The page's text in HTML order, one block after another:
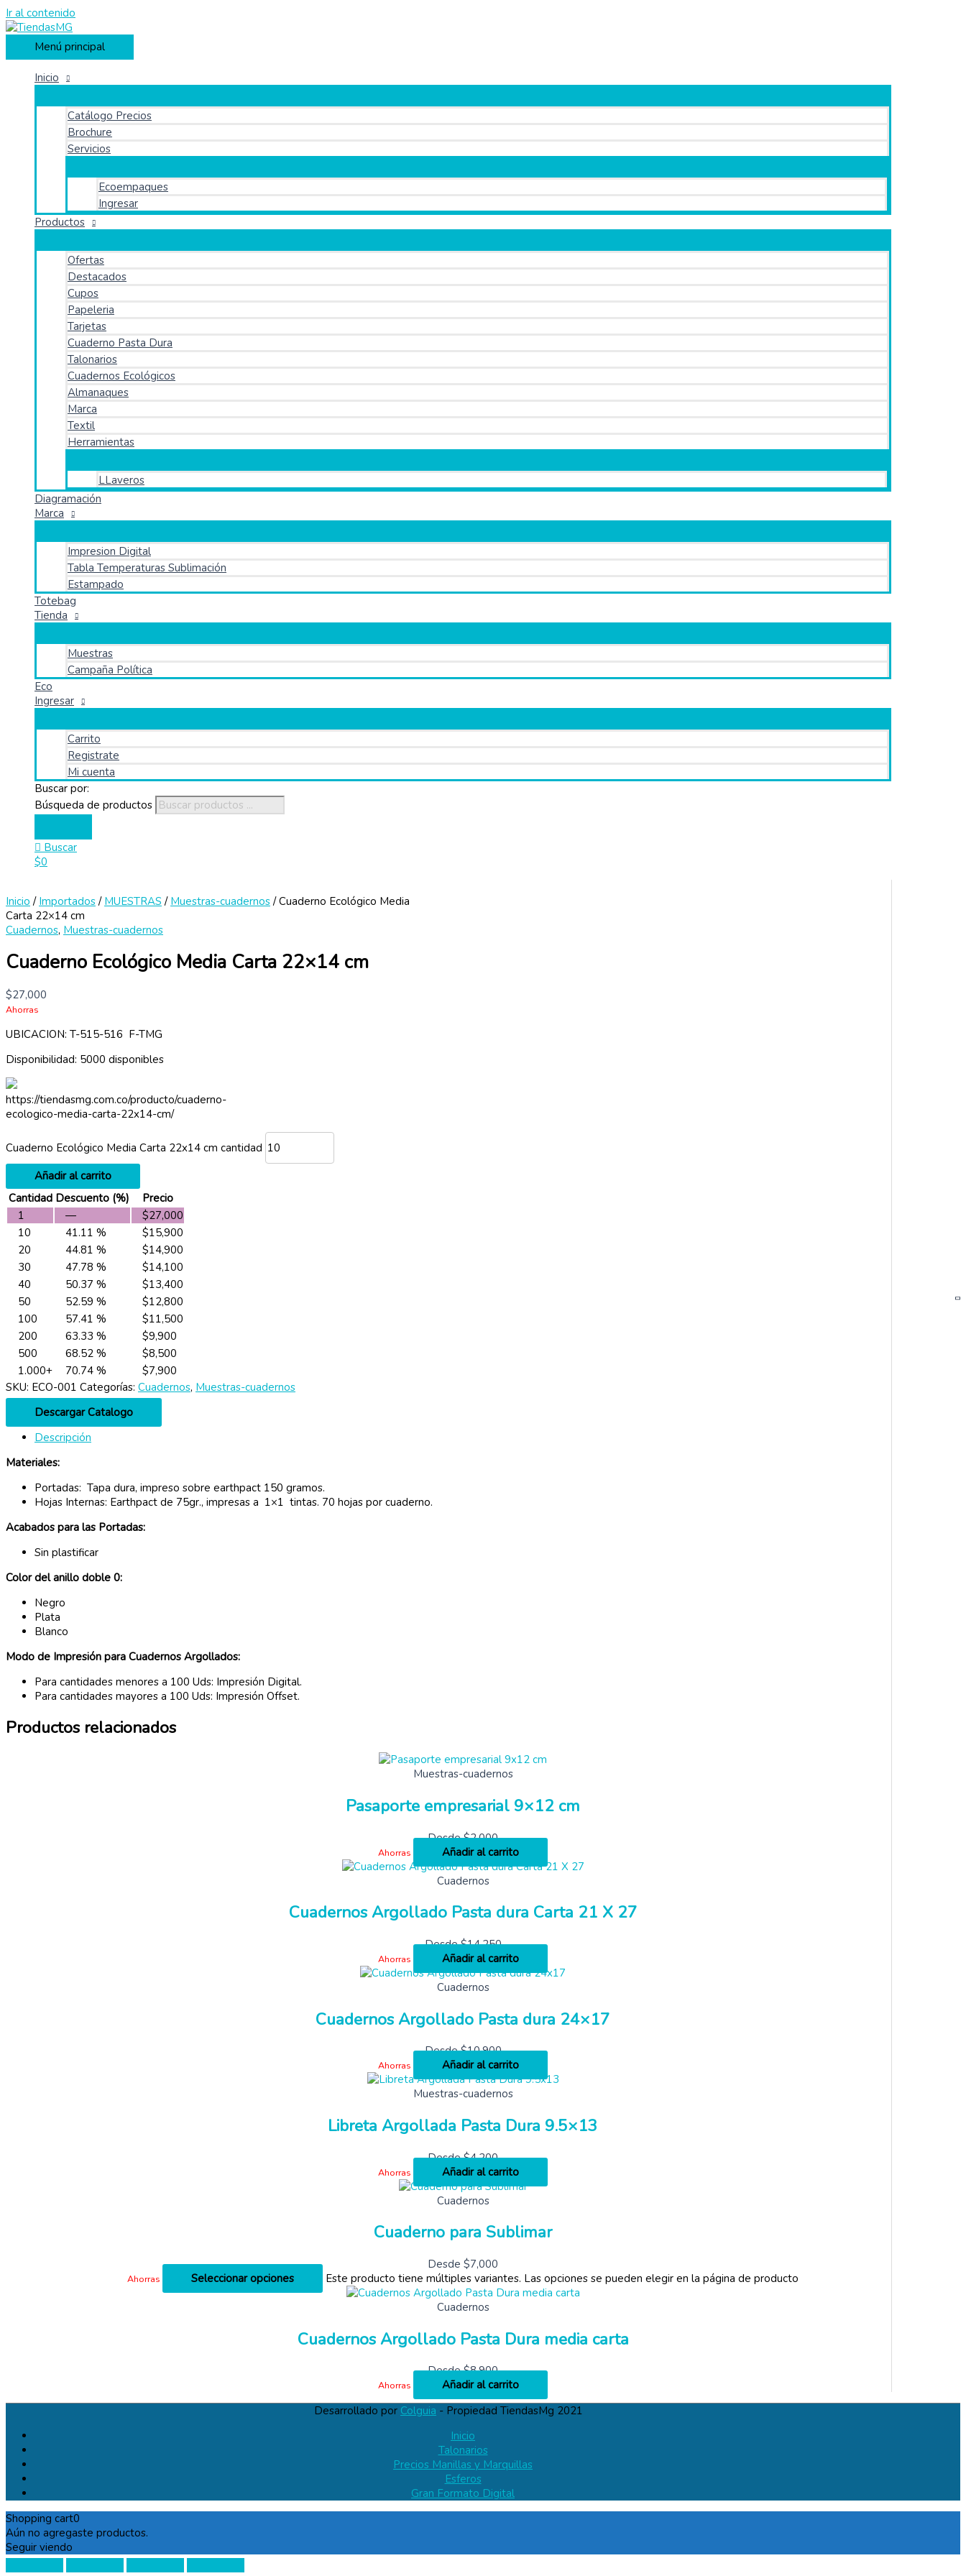
Ir al contenido
Menú principal
Inicio
Catálogo Precios
Brochure
Servicios
Ecoempaques
Ingresar
Productos
Ofertas
Destacados
Cupos
Papeleria
Tarjetas
Cuaderno Pasta Dura
Talonarios
Cuadernos Ecológicos
Almanaques
Marca
Textil
Herramientas
LLaveros
Diagramación
Marca
Impresion Digital
Tabla Temperaturas Sublimación
Estampado
Totebag
Tienda
Muestras
Campaña Política
Eco
Ingresar
Carrito
Registrate
Mi cuenta
Buscar por:
Búsqueda de productos
Buscar
$0
Inicio / Importados/ MUESTRAS / Muestras-cuadernos/ Cuaderno Ecológico Media
Carta 22×14 cm
Cuadernos, Muestras-cuadernos
Cuaderno Ecológico Media Carta 22×14 cm
$27,000
Ahorras
UBICACION: T-515-516 F-TMG
Disponibilidad: 5000 disponibles
https://tiendasmg.com.co/producto/cuaderno-
ecologico-media-carta-22x14-cm/
Cuaderno Ecológico Media Carta 22x14 cm cantidad
Añadir al carrito
Cantidad Descuento (%)
Precio
1
— $27,000
10
41.11 % $15,900
20
44.81 % $14,900
30
47.78 % $14,100
40
50.37 % $13,400
50
52.59 % $12,800
100
57.41 % $11,500
200
63.33 % $9,900
500
68.52 % $8,500
1.000+
70.74 % $7,900
SKU: ECO-001 Categorías: Cuadernos, Muestras-cuadernos
Descargar Catalogo
Descripción
Materiales:
Portadas: Tapa dura, impreso sobre earthpact 150 gramos.
Hojas Internas: Earthpact de 75gr., impresas a 1×1 tintas. 70 hojas por cuaderno.
Acabados para las Portadas:
Sin plastificar
Color del anillo doble 0:
Negro
Plata
Blanco
Modo de Impresión para Cuadernos Argollados:
Para cantidades menores a 100 Uds: Impresión Digital.
Para cantidades mayores a 100 Uds: Impresión Offset.
Productos relacionados
Muestras-cuadernos
Pasaporte empresarial 9×12 cm
Desde$2,000
Ahorras
Añadir al carrito
Cuadernos
Cuadernos Argollado Pasta dura Carta 21 X 27
Desde$14,250
Ahorras
Añadir al carrito
Cuadernos
Cuadernos Argollado Pasta dura 24×17
Desde$10,900
Ahorras
Añadir al carrito
Muestras-cuadernos
Libreta Argollada Pasta Dura 9.5×13
Desde$4,200
Ahorras
Añadir al carrito
Cuadernos
Cuaderno para Sublimar
Desde $7,000
Ahorras Seleccionar opciones
Este producto tiene múltiples variantes. Las opciones se pueden elegir en la página de producto
Cuadernos
Cuadernos Argollado Pasta Dura media carta
Desde$8,900
Ahorras
Añadir al carrito
Desarrollado por Colguia - Propiedad TiendasMg 2021
Inicio
Talonarios
Precios Manillas y Marquillas
Esferos
Gran Formato Digital
Shopping cart0
Aún no agregaste productos.
Seguir viendo